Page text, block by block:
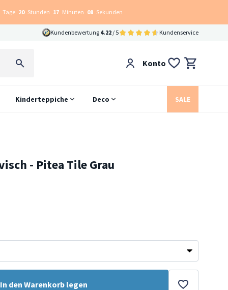
Tage 20 Stunden 17 Minuten 07 Sekunden
Kundenbewertung 4.22 / 5 Kundenservice
Konto
Kinderteppiche Deco SALE
- Pitea Tile Grau
In den Warenkorb legen